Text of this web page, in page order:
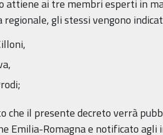
attiene ai tre membri esperti in
regionale, gli stessi vengono
che il presente decreto verrà
Emilia-Romagna e notificato agli